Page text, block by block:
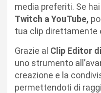
media preferiti. Se hai
Twitch a YouTube,
tua clip direttamente
Grazie al Clip Editor
uno strumento
creazione e la
permettendoti di